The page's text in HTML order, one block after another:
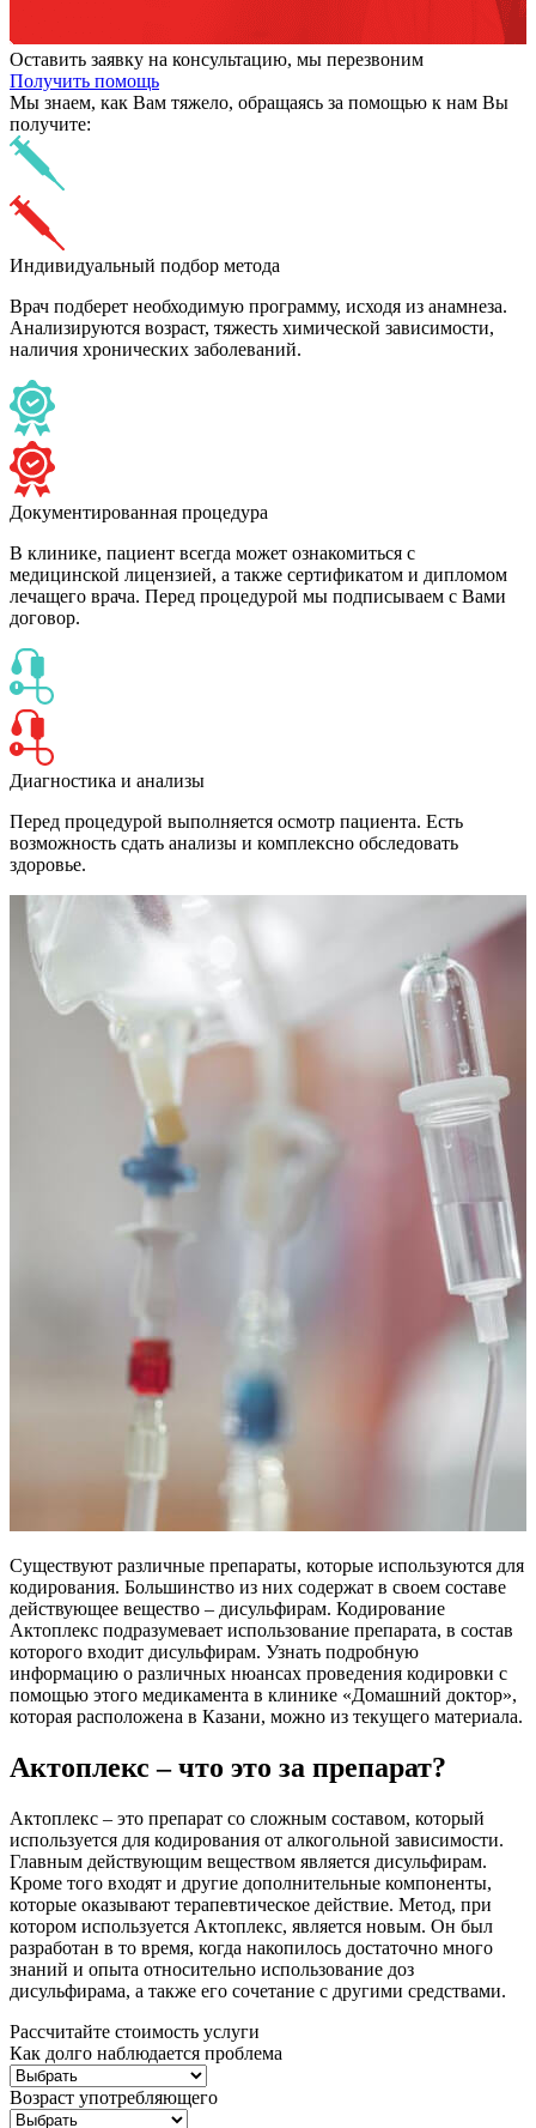
Оставить заявку на консультацию, мы перезвоним
Получить помощь
Мы знаем, как Вам тяжело, обращаясь за помощью к нам Вы
получите:
Индивидуальный подбор метода
Врач подберет необходимую программу, исходя из анамнеза.
Анализируются возраст, тяжесть химической зависимости,
наличия хронических заболеваний.
Документированная процедура
В клинике, пациент всегда может ознакомиться с
медицинской лицензией, а также сертификатом и дипломом
лечащего врача. Перед процедурой мы подписываем с Вами
договор.
Диагностика и анализы
Перед процедурой выполняется осмотр пациента. Есть
возможность сдать анализы и комплексно обследовать
здоровье.
Существуют различные препараты, которые используются для
кодирования. Большинство из них содержат в своем составе
действующее вещество – дисульфирам. Кодирование
Актоплекс подразумевает использование препарата, в состав
которого входит дисульфирам. Узнать подробную
информацию о различных нюансах проведения кодировки с
помощью этого медикамента в клинике «Домашний доктор»,
которая расположена в Казани, можно из текущего материала.
Актоплекс – что это за препарат?
Актоплекс – это препарат со сложным составом, который
используется для кодирования от алкогольной зависимости.
Главным действующим веществом является дисульфирам.
Кроме того входят и другие дополнительные компоненты,
которые оказывают терапевтическое действие. Метод, при
котором используется Актоплекс, является новым. Он был
разработан в то время, когда накопилось достаточно много
знаний и опыта относительно использование доз
дисульфирама, а также его сочетание с другими средствами.
Рассчитайте стоимость услуги
Как долго наблюдается проблема
Возраст употребляющего